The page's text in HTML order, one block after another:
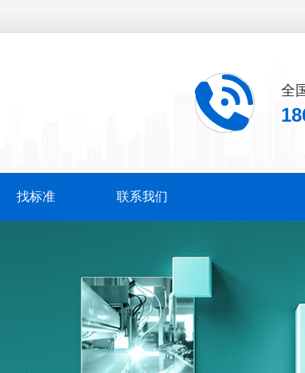
全
找标准 联系我们